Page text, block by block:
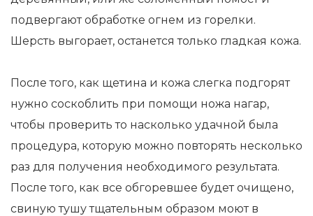
подвергают обработке огнем из горелки.
Шерсть выгорает, останется только гладкая кожа.
После того, как щетина и кожа слегка подгорят
нужно соскоблить при помощи ножа нагар,
чтобы проверить то насколько удачной была
процедура, которую можно повторять несколько
раз для получения необходимого результата.
После того, как все обгоревшее будет очищено,
свиную тушу тщательным образом моют в